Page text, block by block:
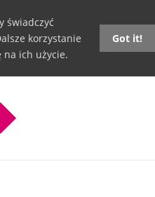
świadczyć
korzystanie
na ich użycie.
Got it!